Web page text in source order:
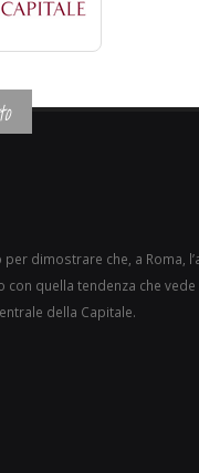
dimostrare che, a Roma,
con quella tendenza che
della Capitale.